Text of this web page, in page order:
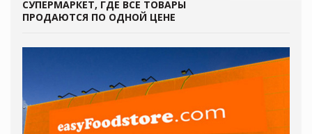
СУПЕРМАРКЕТ, ГДЕ ВСЕ ТОВАРЫ
ПРОДАЮТСЯ ПО ОДНОЙ ЦЕНЕ